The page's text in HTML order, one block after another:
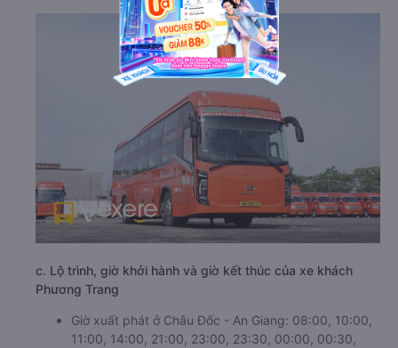
c. Lộ trình, giờ khởi hành và giờ kết thúc của xe khách
Phương Trang
Giờ xuất phát ở Châu Đốc - An Giang: 08:00, 10:00,
11:00, 14:00, 21:00, 23:00, 23:30, 00:00, 00:30,